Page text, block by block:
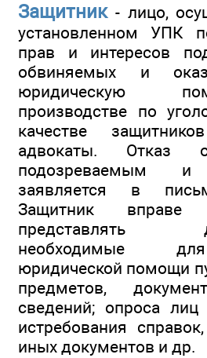
Защитник- лицо,
установленном УПК
прав и интересов
обвиняемых и
юридическую
производстве по
качестве
адвокаты. Отказ
подозреваемым и
заявляется в
Защитник
представлять
необходимые
юридической помощи
предметов,
сведений; опроса
истребования
иных документов и др.